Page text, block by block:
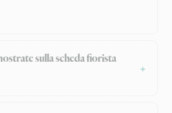
sulla scheda fiorista